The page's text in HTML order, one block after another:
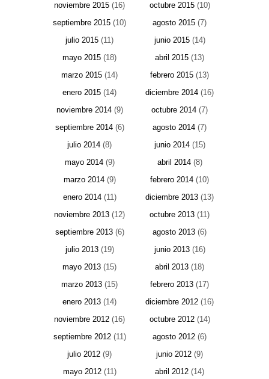
noviembre 2015 (16) octubre 2015(10)
septiembre 2015 (10) agosto 2015 (7)
julio 2015 (11) junio 2015(14)
mayo 2015 (18) abril 2015 (13)
marzo 2015 (14) febrero 2015 (13)
enero 2015 (14) diciembre 2014 (16)
noviembre 2014(9) octubre 2014 (7)
septiembre 2014(6) agosto 2014 (7)
julio 2014 (8) junio 2014(15)
mayo 2014(9) abril 2014(8)
marzo 2014(9) febrero 2014 (10)
enero 2014(11) diciembre 2013 (13)
noviembre 2013 (12) octubre 2013 (11)
septiembre 2013(6) agosto 2013 (6)
julio 2013(19) junio 2013(16)
mayo 2013 (15) abril 2013 (18)
marzo 2013 (15) febrero 2013 (17)
enero 2013 (14) diciembre 2012 (16)
noviembre 2012 (16) octubre 2012(14)
septiembre 2012(11) agosto 2012 (6)
julio 2012 (9) junio 2012 (9)
mayo 2012(11) abril 2012 (14)